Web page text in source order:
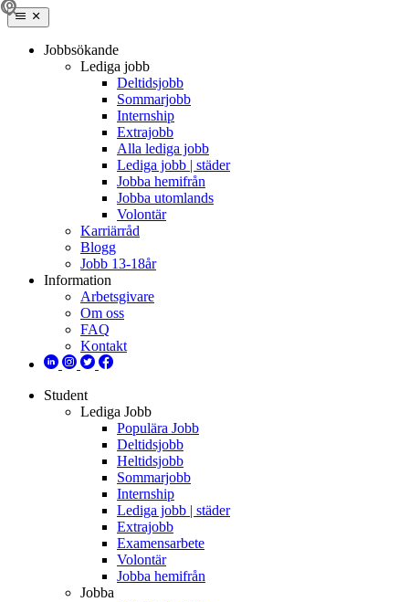
Jobbsökande
Lediga jobb
Deltidsjobb
Sommarjobb
Internship
Extrajobb
Alla lediga jobb
Lediga jobb | städer
Jobba hemifrån
Jobba utomlands
Volontär
Karriärråd
Blogg
Jobb 13-18år
Information
Arbetsgivare
Om oss
FAQ
Kontakt
Student
Lediga Jobb
Populära Jobb
Deltidsjobb
Heltidsjobb
Sommarjobb
Internship
Lediga jobb | städer
Extrajobb
Examensarbete
Volontär
Jobba hemifrån
Jobba